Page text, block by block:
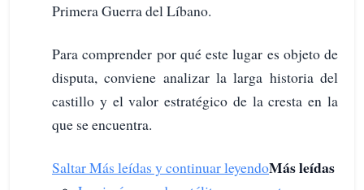
Primera Guerra del Líbano.
Para comprender por qué este lugar es objeto de
disputa, conviene analizar la larga historia del
castillo y el valor estratégico de la cresta en la
que se encuentra.
Saltar Más leídas y continuar leyendoMás leídas